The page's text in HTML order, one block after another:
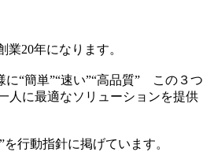
業20年になります。
に“簡単”“速い”“高品質” この３つ
人に最適なソリューションを提供
行動指針に掲げています。